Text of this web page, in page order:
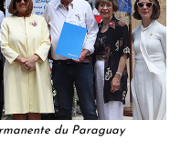
du Paraguay